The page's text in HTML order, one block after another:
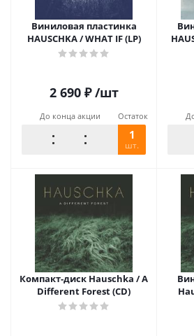
Виниловая пластинка
HAUSCHKA / WHAT IF (LP)
2 690₽ /шт
До конца акции Остаток
1
шт.
Компакт-диск Hauschka / A
Different Forest (CD)